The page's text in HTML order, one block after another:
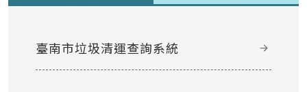
臺南市垃圾清運查詢系統